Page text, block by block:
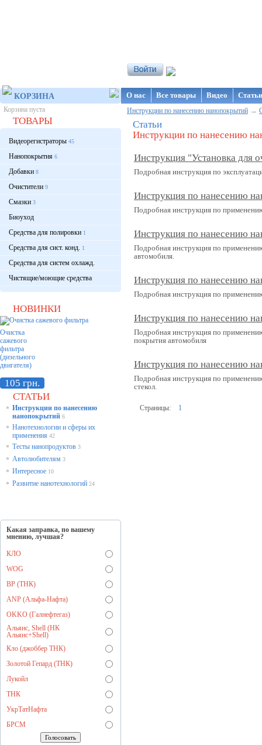
КОРЗИНА
Корзина пуста
ТОВАРЫ
Видеорегистраторы 45
Нанопокрытия 6
Добавки 8
Очистители 9
Смазки 3
Биоуход
Средства для полировки 1
Средства для сист. конд. 1
Средства для систем охлажд.
Чистящие/моющие средства
НОВИНКИ
Очистка
сажевого
фильтра
(дизельного
двигателя)
105 грн.
СТАТЬИ
* Инструкции по нанесению
нанопокрытий 6
* Нанотехнологии и сферы их
применения 42
* Тесты нанопродуктов 3
* Автолюбителям 3
* Интересное 10
* Развитие нанотехнологий 24
Какая заправка, по вашему
мнению, лучшая?
КЛО
WOG
BP (ТНК)
ANP (Альфа-Нафта)
OKKO (Галнефтегаз)
Альянс, Shell (НК
Альянс+Shell)
Кло (джоббер ТНК)
Золотой Гепард (ТНК)
Лукойл
ТНК
УкрТатНафта
БРСМ
О нас Все товары Видео
Инструкции по нанесению нанопокрытий →
Статьи
Инструкции по нанесению
Инструкция "Установка для
Подробная инструкция по
Инструкция по нанесению
Подробная инструкция по
Инструкция по нанесению
Подробная инструкция по
автомобиля.
Инструкция по нанесению
Подробная инструкция по
Инструкция по нанесению
Подробная инструкция по
покрытия автомобиля
Инструкция по нанесению
Подробная инструкция по
стекол.
Страницы: 1